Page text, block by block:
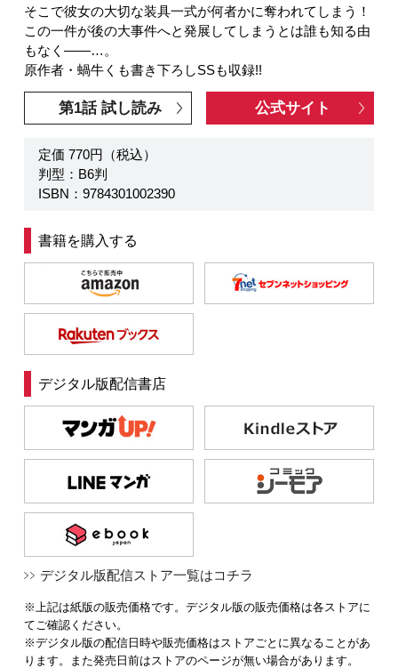
そこで彼女の大切な装具一式が何者かに奪われてしまう！
この一件が後の大事件へと発展してしまうとは誰も知る由
もなく――…。
原作者・蝸牛くも書き下ろしSSも収録!!
第1話 試し読み 公式サイト
定価 770円（税込）
判型：B6判
ISBN：9784301002390
書籍を購入する
デジタル版配信書店
デジタル版配信ストア一覧はコチラ
※上記は紙版の販売価格です。デジタル版の販売価格は各ストアに
てご確認ください。
※デジタル版の配信日時や販売価格はストアごとに異なることがあ
ります。また発売日前はストアのページが無い場合があります。